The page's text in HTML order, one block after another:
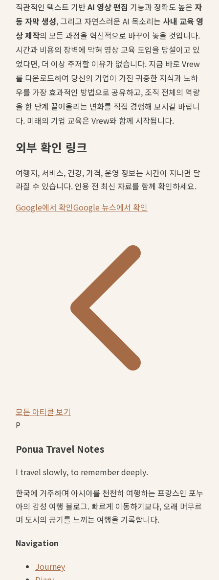
직관적인 텍스트 기반AI 영상 편집 기능과 정확도 높은 자
동 자막 생성, 그리고 자연스러운 AI 목소리는 사내 교육 영
상 제작의 모든 과정을 혁신적으로 바꾸어 놓을 것입니다.
시간과 비용의 장벽에 막혀 영상 교육 도입을 망설이고 있
었다면, 더 이상 주저할 이유가 없습니다. 지금 바로 Vrew
를 다운로드하여 당신의 기업이 가진 귀중한 지식과 노하
우를 가장 효과적인 방법으로 공유하고, 조직 전체의 역량
을 한 단계 끌어올리는 변화를 직접 경험해 보시길 바랍니
다. 미래의 기업 교육은 Vrew와 함께 시작됩니다.
외부 확인 링크
여행지, 서비스, 건강, 가격, 운영 정보는 시간이 지나면 달
라질 수 있습니다. 인용 전 최신 자료를 함께 확인하세요.
Google에서 확인Google 뉴스에서 확인
모든 아티클 보기
P
Ponua Travel Notes
I travel slowly, to remember deeply.
한국에 거주하며 아시아를 천천히 여행하는 프랑스인 포누
아의 감성 여행 블로그. 빠르게 이동하기보다, 오래 머무르
며 도시의 공기를 느끼는 여행을 기록합니다.
Navigation
Journey